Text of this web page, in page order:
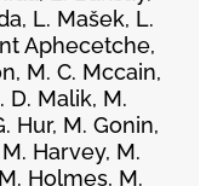
L. Mašek, L.
Aphecetche,
M. C. Mccain,
D. Malik, M.
Hur, M. Gonin,
Harvey, M.
Holmes, M.